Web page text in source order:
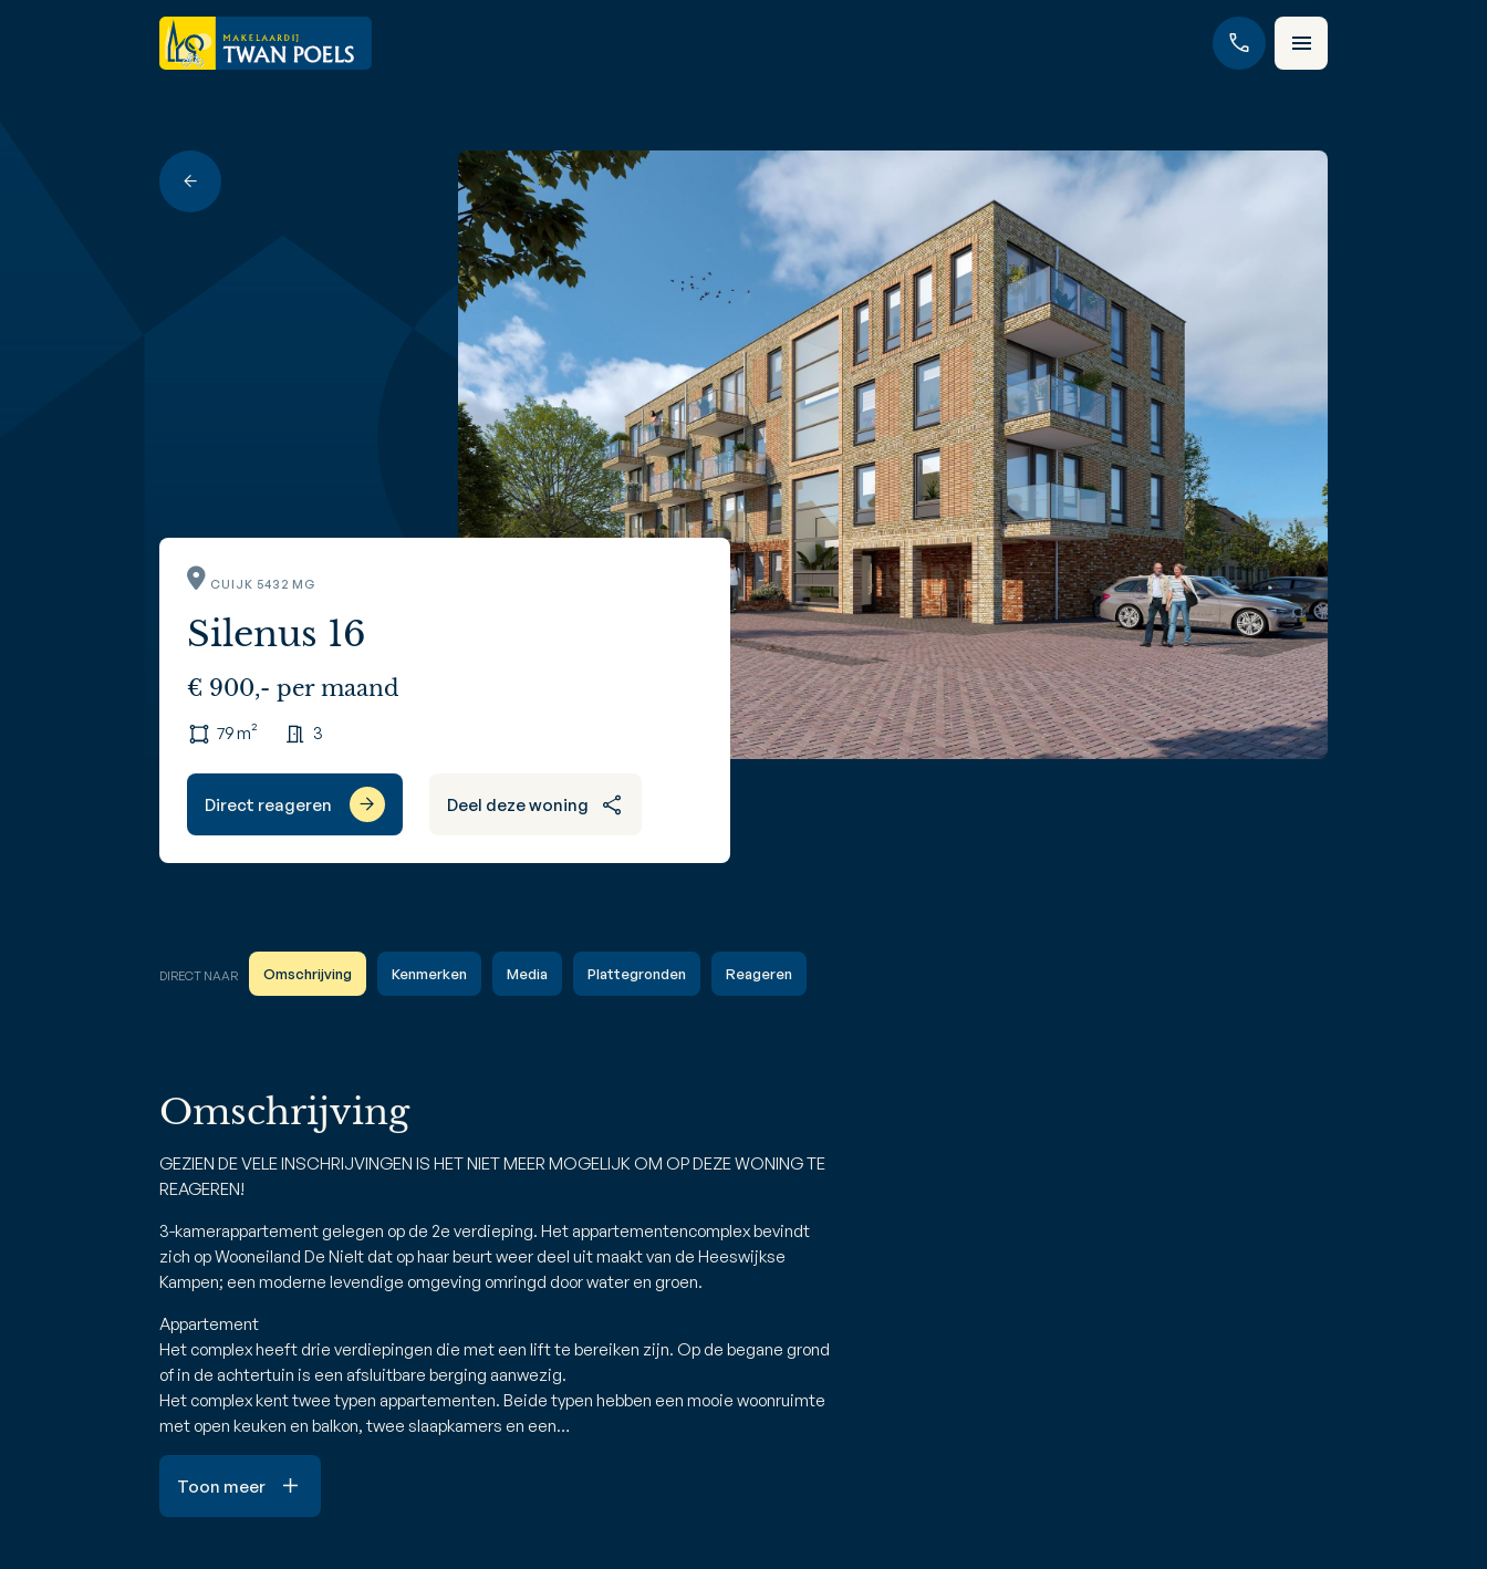
CUIJK 5432 MG
Silenus 16
€ 900,- per maand
79 m² 3
Direct reageren Deel deze woning
DIRECT NAAR Omschrijving Kenmerken Media Plattegronden Reageren
Omschrijving
GEZIEN DE VELE INSCHRIJVINGEN IS HET NIET MEER MOGELIJK OM OP DEZE WONING TE
REAGEREN!
3-kamerappartement gelegen op de 2e verdieping. Het appartementencomplex bevindt
zich op Wooneiland De Nielt dat op haar beurt weer deel uit maakt van de Heeswijkse
Kampen; een moderne levendige omgeving omringd door water en groen.
Appartement
Het complex heeft drie verdiepingen die met een lift te bereiken zijn. Op de begane grond
of in de achtertuin is een afsluitbare berging aanwezig.
Het complex kent twee typen appartementen. Beide typen hebben een mooie woonruimte
met open keuken en balkon, twee slaapkamers en een…
Toon meer